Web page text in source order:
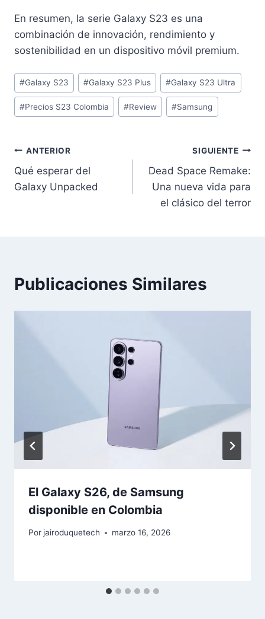
En resumen, la serie Galaxy S23 es una
combinación de innovación, rendimiento y
sostenibilidad en un dispositivo móvil premium.
Etiquetas
de
la
#Galaxy S23 #Galaxy S23 Plus #Galaxy S23 Ultra
#Precios S23 Colombia #Review #Samsung
Navegación
de
ANTERIOR
Qué esperar del
Galaxy Unpacked
SIGUIENTE
Dead Space Remake:
Una nueva vida para
el clásico del terror
Publicaciones Similares
El Galaxy S26, de Samsung
disponible en Colombia
Por jairoduquetech marzo 16, 2026